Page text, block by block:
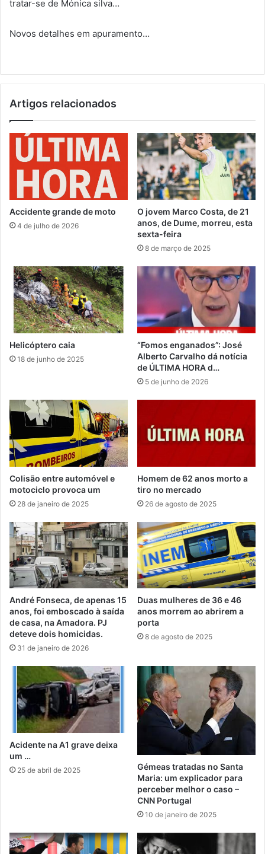
tratar-se de Mónica silva…
Novos detalhes em apuramento…
Artigos relacionados
Accidente grande de moto
4 de julho de 2026
O jovem Marco Costa, de 21
anos, de Dume, morreu, esta
sexta-feira
8 de março de 2025
Helicóptero caia
18 de junho de 2025
“Fomos enganados”: José
Alberto Carvalho dá notícia
de ÚLTIMA HORA d…
5 de junho de 2026
Colisão entre automóvel e
motociclo provoca um
28 de janeiro de 2025
Homem de 62 anos morto a
tiro no mercado
26 de agosto de 2025
André Fonseca, de apenas 15
anos, foi emboscado à saída
de casa, na Amadora. PJ
deteve dois homicidas.
31 de janeiro de 2026
Duas mulheres de 36 e 46
anos morrem ao abrirem a
porta
8 de agosto de 2025
Acidente na A1 grave deixa
um …
25 de abril de 2025
Gémeas tratadas no Santa
Maria: um explicador para
perceber melhor o caso –
CNN Portugal
10 de janeiro de 2025